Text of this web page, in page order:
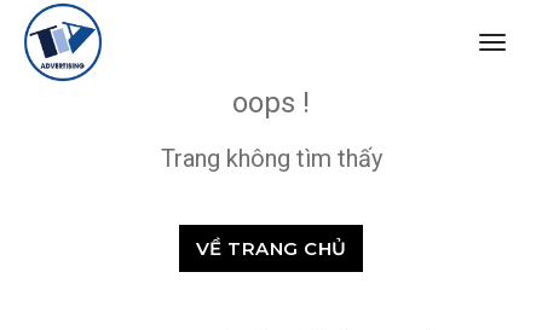
oops !
Trang không tìm thấy
VỀ TRANG CHỦ